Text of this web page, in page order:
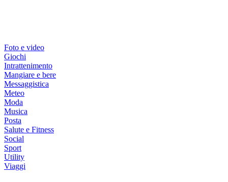
Foto e video
Giochi
Intrattenimento
Mangiare e bere
Messaggistica
Meteo
Moda
Musica
Posta
Salute e Fitness
Social
Sport
Utility
Viaggi